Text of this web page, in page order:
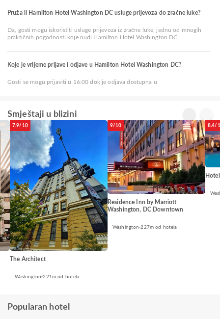
Pruža li Hamilton Hotel Washington DC usluge prijevoza do zračne luke?
Da, gosti mogu iskoristiti usluge prijevoza iz zračne luke, jednu od mnogih
praktičnih pogodnosti koje nudi Hamilton Hotel Washington DC
Koje je vrijeme prijave i odjave u Hamilton Hotel Washington DC?
Gosti se mogu prijaviti u 16:00 dok je odjava dostupna u
Smještaji u blizini
7.9/10
The Architect
Washington 221m od hotela
9/10
Residence Inn by Marriott
Washington, DC Downtown
Washington 227m od hotela
8.4/
Popularan hotel